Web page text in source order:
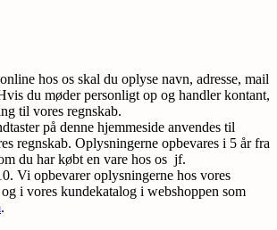
hos os skal du oplyse navn, adresse, mail
du møder personligt op og handler kontant,
til vores regnskab.
på denne hjemmeside anvendes til
regnskab. Oplysningerne opbevares i 5 år fra
du har købt en vare hos os jf.
Vi opbevarer oplysningerne hos vores
og i vores kundekatalog i webshoppen som
.